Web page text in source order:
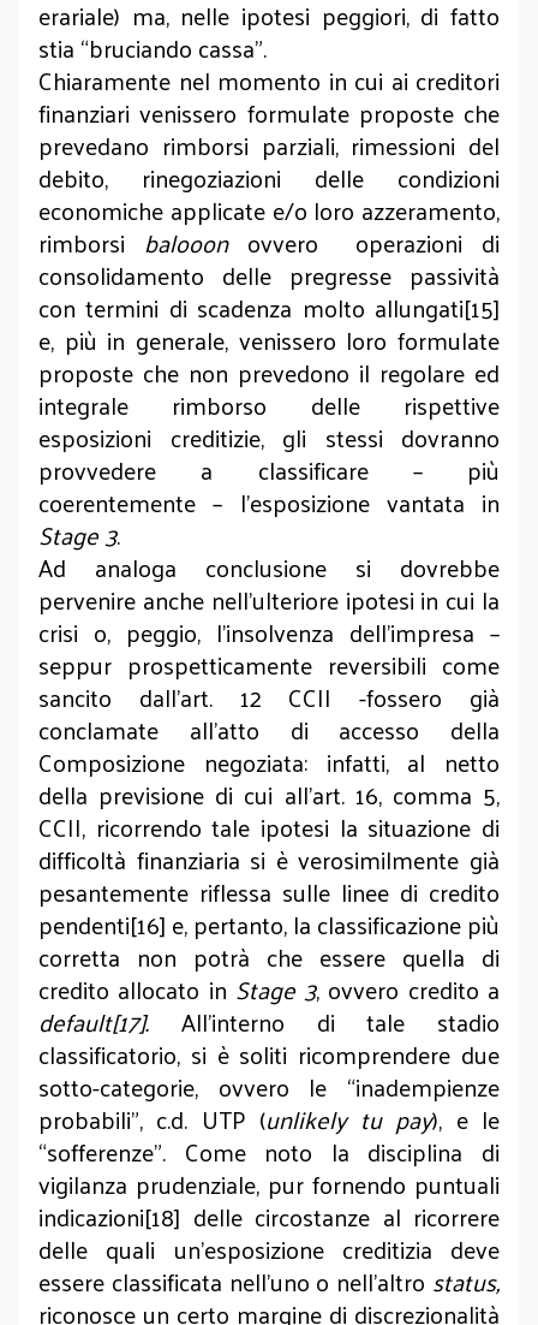
erariale) ma, nelle ipotesi peggiori, di fatto
stia “bruciando cassa”.
Chiaramente nel momento in cui ai creditori
finanziari venissero formulate proposte che
prevedano rimborsi parziali, rimessioni del
debito, rinegoziazioni delle condizioni
economiche applicate e/o loro azzeramento,
rimborsi balooonovvero operazioni di
consolidamento delle pregresse passività
con termini di scadenza molto allungati[15]
e, più in generale, venissero loro formulate
proposte che non prevedono il regolare ed
integrale rimborso delle rispettive
esposizioni creditizie, gli stessi dovranno
provvedere a classificare – più
coerentemente – l’esposizione vantata in
Stage 3.
Ad analoga conclusione si dovrebbe
pervenire anche nell’ulteriore ipotesi in cui la
crisi o, peggio, l’insolvenza dell’impresa –
seppur prospetticamente reversibili come
sancito dall’art. 12 CCII -fossero già
conclamate all’atto di accesso della
Composizione negoziata: infatti, al netto
della previsione di cui all’art. 16, comma 5,
CCII, ricorrendo tale ipotesi la situazione di
difficoltà finanziaria si è verosimilmente già
pesantemente riflessa sulle linee di credito
pendenti[16] e, pertanto, la classificazione più
corretta non potrà che essere quella di
credito allocato in Stage 3, ovvero credito a
default[17]. All’interno di tale stadio
classificatorio, si è soliti ricomprendere due
sotto-categorie, ovvero le “inadempienze
probabili”, c.d. UTP (unlikely tu pay), e le
“sofferenze”. Come noto la disciplina di
vigilanza prudenziale, pur fornendo puntuali
indicazioni[18] delle circostanze al ricorrere
delle quali un’esposizione creditizia deve
essere classificata nell’uno o nell’altro status,
riconosce un certo margine di discrezionalità